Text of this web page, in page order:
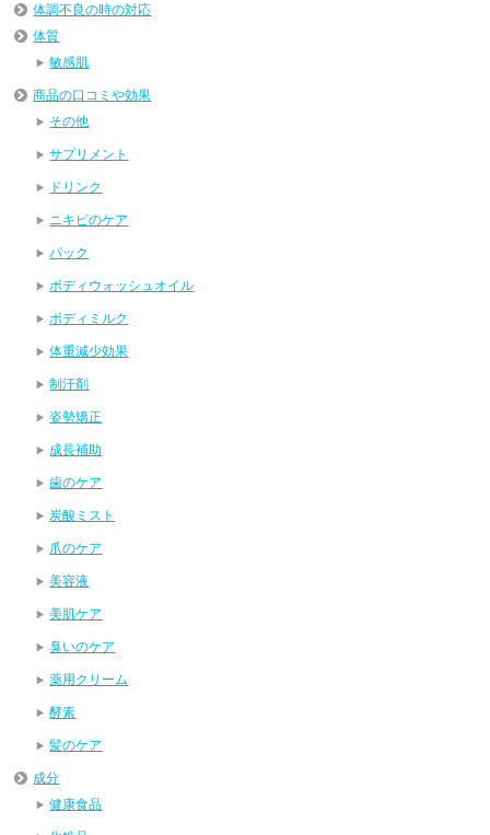
体調不良の時の対応
体質
敏感肌
商品の口コミや効果
その他
サプリメント
ドリンク
ニキビのケア
パック
ボディウォッシュオイル
ボディミルク
体重減少効果
制汗剤
姿勢矯正
成長補助
歯のケア
炭酸ミスト
爪のケア
美容液
美肌ケア
臭いのケア
薬用クリーム
酵素
髪のケア
成分
健康食品